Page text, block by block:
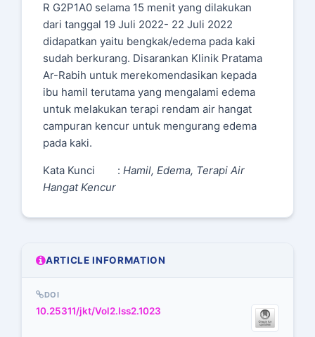
R G2P1A0 selama 15 menit yang dilakukan
dari tanggal 19 Juli 2022- 22 Juli 2022
didapatkan yaitu bengkak/edema pada kaki
sudah berkurang. Disarankan Klinik Pratama
Ar-Rabih untuk merekomendasikan kepada
ibu hamil terutama yang mengalami edema
untuk melakukan terapi rendam air hangat
campuran kencur untuk mengurang edema
pada kaki.
Kata Kunci : Hamil, Edema, Terapi Air
Hangat Kencur
ARTICLE INFORMATION
DOI
10.25311/jkt/Vol2.Iss2.1023